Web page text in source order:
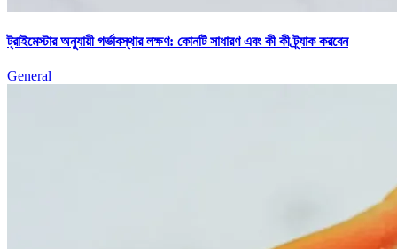
ট্রাইমেস্টার অনুযায়ী গর্ভাবস্থার লক্ষণ: কোনটি সাধারণ এবং কী কী ট্র্যাক করবেন
General